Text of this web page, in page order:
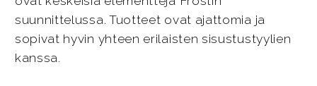
suunnittelussa. Tuotteet ovat ajattomia ja
sopivat hyvin yhteen erilaisten sisustustyylien
kanssa.